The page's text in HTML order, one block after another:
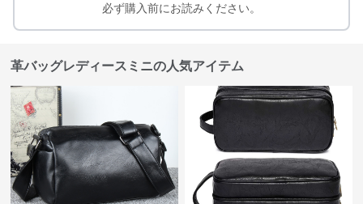
必ず購入前にお読みください。
革バッグレディースミニの人気アイテム